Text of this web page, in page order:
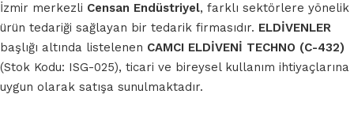
İzmir merkezli Censan Endüstriyel, farklı sektörlere yönelik
ürün tedariği sağlayan bir tedarik firmasıdır. ELDİVENLER
başlığı altında listelenen CAMCI ELDİVENİ TECHNO (C-432)
(Stok Kodu: ISG-025), ticari ve bireysel kullanım ihtiyaçlarına
uygun olarak satışa sunulmaktadır.